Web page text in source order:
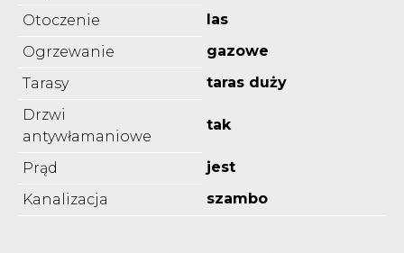
Otoczenie
las
Ogrzewanie
gazowe
Tarasy
taras duży
Drzwi
antywłamaniowe
tak
Prąd
jest
Kanalizacja
szambo